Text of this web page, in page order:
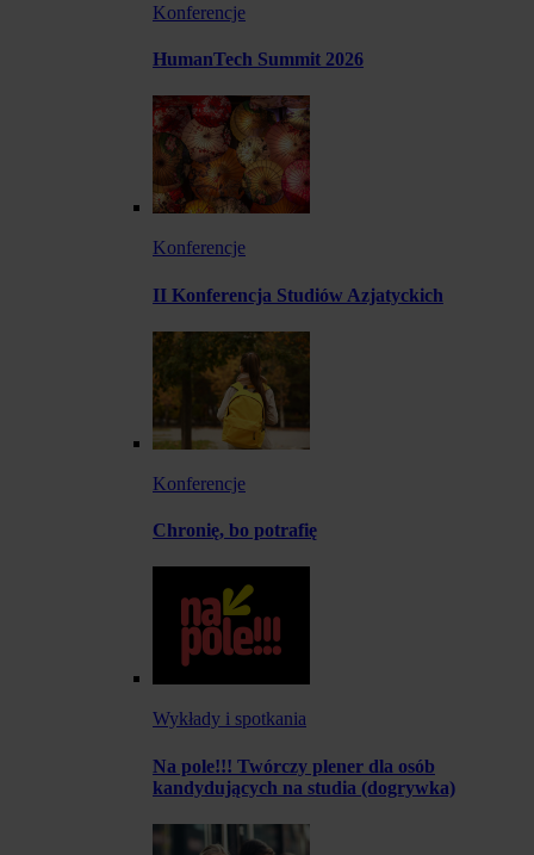
Konferencje
HumanTech Summit 2026
Konferencje
II Konferencja Studiów Azjatyckich
Konferencje
Chronię, bo potrafię
Wykłady i spotkania
Na pole!!! Twórczy plener dla osób
kandydujących na studia (dogrywka)